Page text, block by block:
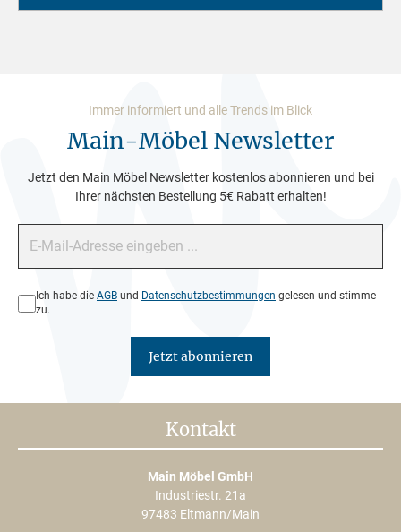
Immer informiert und alle Trends im Blick
Main-Möbel Newsletter
Jetzt den Main Möbel Newsletter kostenlos abonnieren und bei
Ihrer nächsten Bestellung 5€ Rabatt erhalten!
Datenschutz*
Ich habe die AGB und Datenschutzbestimmungen gelesen und stimme
zu.
Jetzt abonnieren
Kontakt
Main Möbel GmbH
Industriestr. 21a
97483 Eltmann/Main